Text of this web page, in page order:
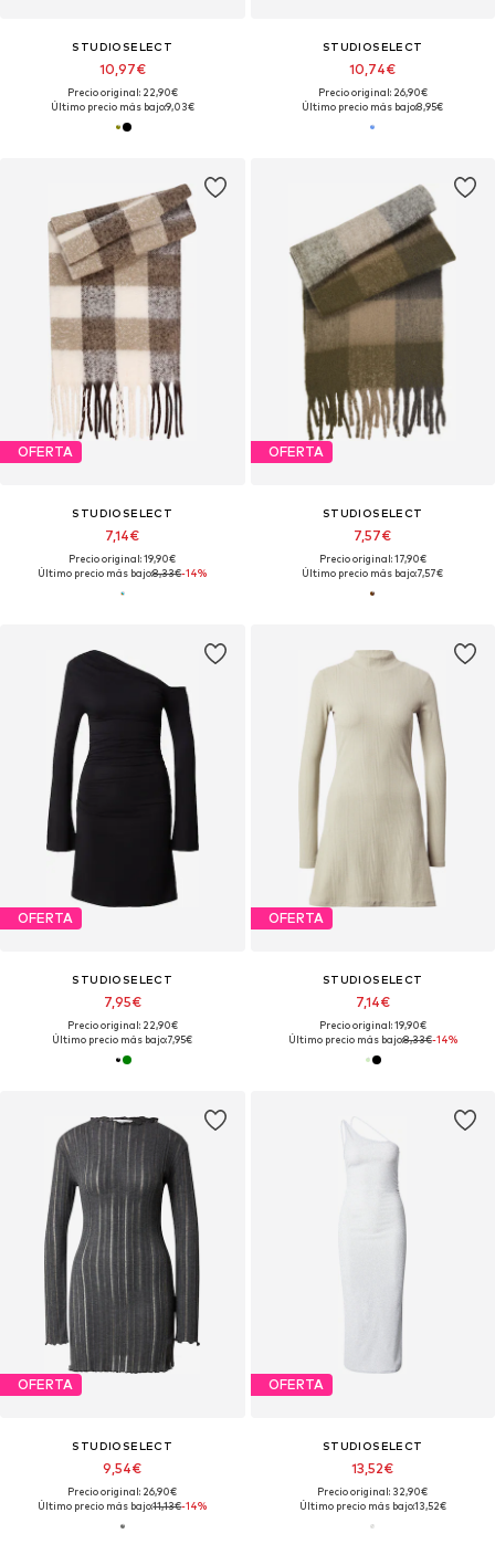
STUDIOSELECT
10,97€
Precio original: 22,90€
Último precio más bajo:9,03€
STUDIOSELECT
10,74€
Precio original: 26,90€
Último precio más bajo:8,95€
OFERTA
STUDIOSELECT
7,14€
Precio original: 19,90€
Último precio más bajo:8,33€-14%
OFERTA
STUDIOSELECT
7,57€
Precio original: 17,90€
Último precio más bajo:7,57€
OFERTA
STUDIOSELECT
7,95€
Precio original: 22,90€
Último precio más bajo:7,95€
OFERTA
STUDIOSELECT
7,14€
Precio original: 19,90€
Último precio más bajo:8,33€-14%
OFERTA
STUDIOSELECT
9,54€
Precio original: 26,90€
Último precio más bajo:11,13€-14%
OFERTA
STUDIOSELECT
13,52€
Precio original: 32,90€
Último precio más bajo:13,52€